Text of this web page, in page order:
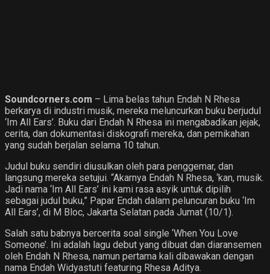
Soundcorners.com – Lima belas tahun Endah N Rhesa
berkarya di industri musik, mereka meluncurkan buku berjudul
‘Im All Ears’. Buku dari Endah N Rhesa ini mengabadikan jejak,
cerita, dan dokumentasi diskografi mereka, dan pernikahan
yang sudah berjalan selama 10 tahun.
Judul buku sendiri diusulkan oleh para penggemar, dan
langsung mereka setujui. “Akarnya Endah N Rhesa, ‘kan, musik.
Jadi nama ‘Im All Ears’ ini kami rasa asyik untuk dipilih
sebagai judul buku,” Papar Endah dalam peluncuran buku ‘Im
All Ears’, di M Bloc, Jakarta Selatan pada Jumat (10/1).
Salah satu babnya bercerita soal single ‘When You Love
Someone’. Ini adalah lagu debut yang dibuat dan diaransemen
oleh Endah N Rhesa, namun pertama kali dibawakan dengan
nama Endah Widyastuti featuring Rhesa Aditya.